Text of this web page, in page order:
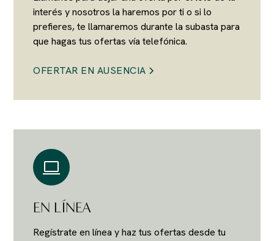
interés y nosotros la haremos por ti o si lo
prefieres, te llamaremos durante la subasta para
que hagas tus ofertas vía telefónica.
OFERTAR EN AUSENCIA
EN LÍNEA
Regístrate en línea y haz tus ofertas desde tu